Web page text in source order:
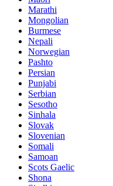
Marathi
Mongolian
Burmese
Nepali
Norwegian
Pashto
Persian
Punjabi
Serbian
Sesotho
Sinhala
Slovak
Slovenian
Somali
Samoan
Scots Gaelic
Shona